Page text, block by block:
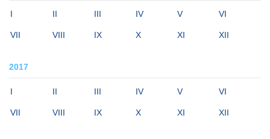
I II III IV V VI
VII VIII IX X XI XII
2017
I II III IV V VI
VII VIII IX X XI XII